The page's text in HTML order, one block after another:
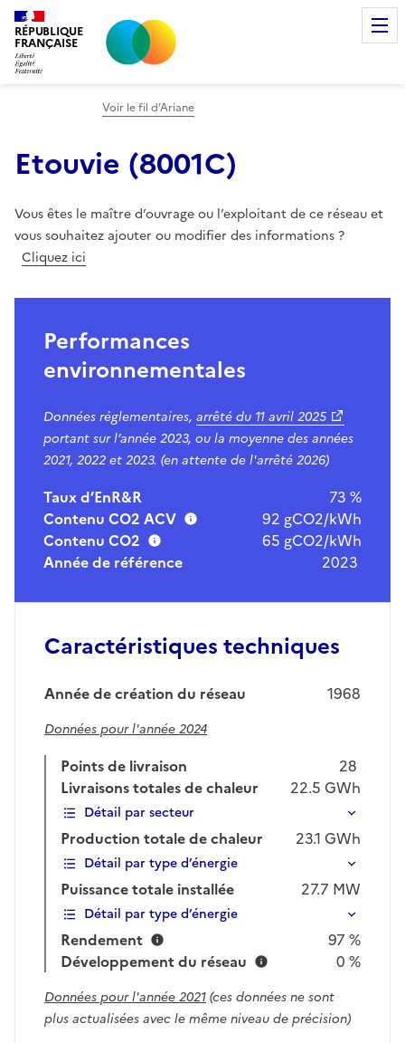
RÉPUBLIQUE
FRANÇAISE
Voir le fil d’Ariane
Etouvie (8001C)
Vous êtes le maître d’ouvrage ou l’exploitant de ce réseau et
vous souhaitez ajouter ou modifier des informations ?
Cliquez ici
Performances
environnementales
Données réglementaires, arrêté du 11 avril 2025
portant sur l’année 2023, ou la moyenne des années
2021, 2022 et 2023. (en attente de l'arrêté 2026)
Taux d’EnR&R
73 %
Contenu CO2 ACV
92 gCO2/kWh
Contenu CO2
65 gCO2/kWh
Année de référence
2023
Caractéristiques techniques
Année de création du réseau 1968
Données pour l'année 2024
Points de livraison
28
Livraisons totales de chaleur
22.5 GWh
Détail par secteur
Production totale de chaleur 23.1 GWh
Détail par type d’énergie
Puissance totale installée 27.7 MW
Détail par type d’énergie
Rendement
97 %
Développement du réseau
0 %
Données pour l'année 2021(ces données ne sont
plus actualisées avec le même niveau de précision)